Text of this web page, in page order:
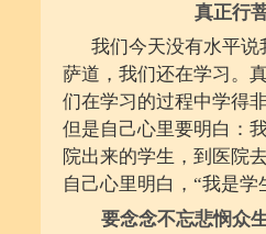
真正行
我们今天没有水平
萨道，我们还在学习。
们在学习的过程中学得
但是自己心里要明白：
院出来的学生，到医院
自己心里明白，“我是学
要念念不忘悲悯众